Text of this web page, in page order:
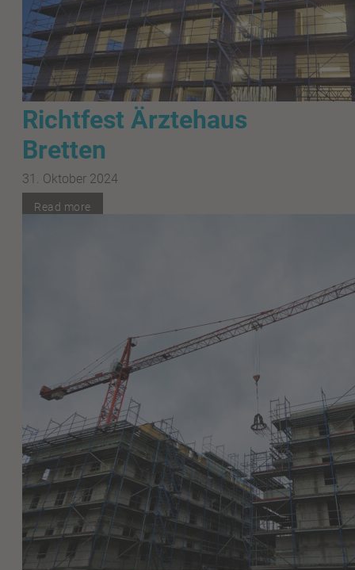
Richtfest Ärztehaus
Bretten
31. Oktober 2024
Read more